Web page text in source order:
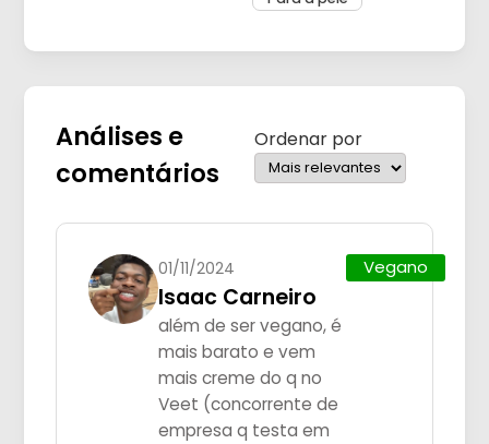
Análises e
comentários
Ordenar por
01/11/2024
Isaac Carneiro
além de ser vegano, é
mais barato e vem
mais creme do q no
Veet (concorrente de
empresa q testa em
Vegano